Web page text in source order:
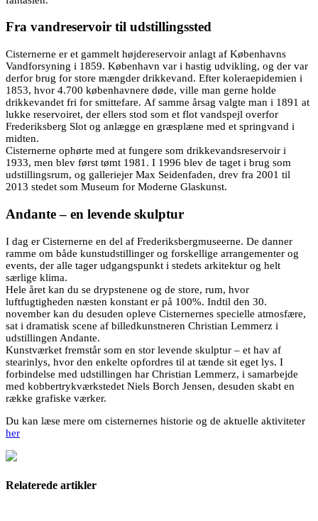
Fra vandreservoir til udstillingssted
Cisternerne er et gammelt højdereservoir anlagt af Københavns
Vandforsyning i 1859. København var i hastig udvikling, og der var
derfor brug for store mængder drikkevand. Efter koleraepidemien i
1853, hvor 4.700 københavnere døde, ville man gerne holde
drikkevandet fri for smittefare. Af samme årsag valgte man i 1891 at
lukke reservoiret, der ellers stod som et flot vandspejl overfor
Frederiksberg Slot og anlægge en græsplæne med et springvand i
midten.
Cisternerne ophørte med at fungere som drikkevandsreservoir i
1933, men blev først tømt 1981. I 1996 blev de taget i brug som
udstillingsrum, og galleriejer Max Seidenfaden, drev fra 2001 til
2013 stedet som Museum for Moderne Glaskunst.
Andante – en levende skulptur
I dag er Cisternerne en del af Frederiksbergmuseerne. De danner
ramme om både kunstudstillinger og forskellige arrangementer og
events, der alle tager udgangspunkt i stedets arkitektur og helt
særlige klima.
Hele året kan du se drypstenene og de store, rum, hvor
luftfugtigheden næsten konstant er på 100%. Indtil den 30.
november kan du desuden opleve Cisternernes specielle atmosfære,
sat i dramatisk scene af billedkunstneren Christian Lemmerz i
udstillingen Andante.
Kunstværket fremstår som en stor levende skulptur – et hav af
stearinlys, hvor den enkelte opfordres til at tænde sit eget lys. I
forbindelse med udstillingen har Christian Lemmerz, i samarbejde
med kobbertrykværkstedet Niels Borch Jensen, desuden skabt en
række grafiske værker.
Du kan læse mere om cisternernes historie og de aktuelle aktiviteter
her
Relaterede artikler